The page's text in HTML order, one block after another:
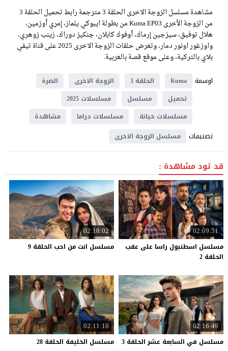
مشاهدة مسلسل الزوجة الاخرى الحلقة 3 مترجمة رابط تحميل الحلقة 3
من الزوجة الأخرى Kuma EP03 من بطولة ايبوكي يلماز، إمري أوزمين،
هلال توفيق، سيزجين إرماك، أوفوك كابلان، جنكيز دوراك، زينب زوهري،
واوزغور اونور دمار، وتعرض حلقات الزوجة الاخرى 2025 على قناة تيفي
بلاي بالتركية، وعلى موقع قصة بالعربية.
اوسمة
Kuma الحلقة 3 الزوجة الاخرى
الضرة
تحميل
مسلسل
مسلسلات 2025
مسلسلات خيانة
مسلسلات دراما مشاهدة
تصنيفات مسلسل الزوجة الاخرى
قد تود مشاهدة :
02:09:51
مسلسل اسطنبول راسا على عقب
الحلقة 2
02:18:02
مسلسل انت من احب الحلقة 9
02:16:49
مسلسل في السابعة عشر الحلقة 3
02:11:10
مسلسل الخليفة الحلقة 28